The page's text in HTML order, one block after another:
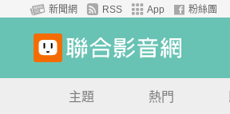
新聞網 RSS App 粉絲團
主題 熱門